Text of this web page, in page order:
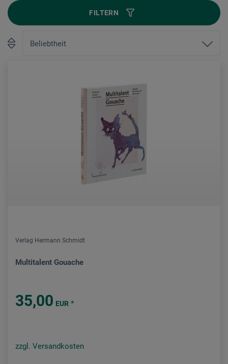
FILTERN
Verlag Hermann Schmidt
Multitalent Gouache
35,00 EUR *
zzgl. Versandkosten